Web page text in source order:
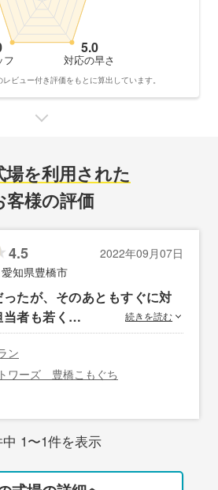
5.0
対応の早さ
フ
ビュー付き評価をもとに算出しています。
場を利用された
客様の評価
4.5
2022年09月07日
愛知県豊橋市
たが、そのあともすぐに対
当者も若く…
続きを読む
ン
ワーズ 豊橋こもぐち
1〜1件を表示